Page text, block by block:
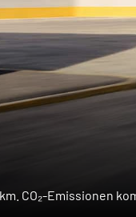
CO₂-Emissionen